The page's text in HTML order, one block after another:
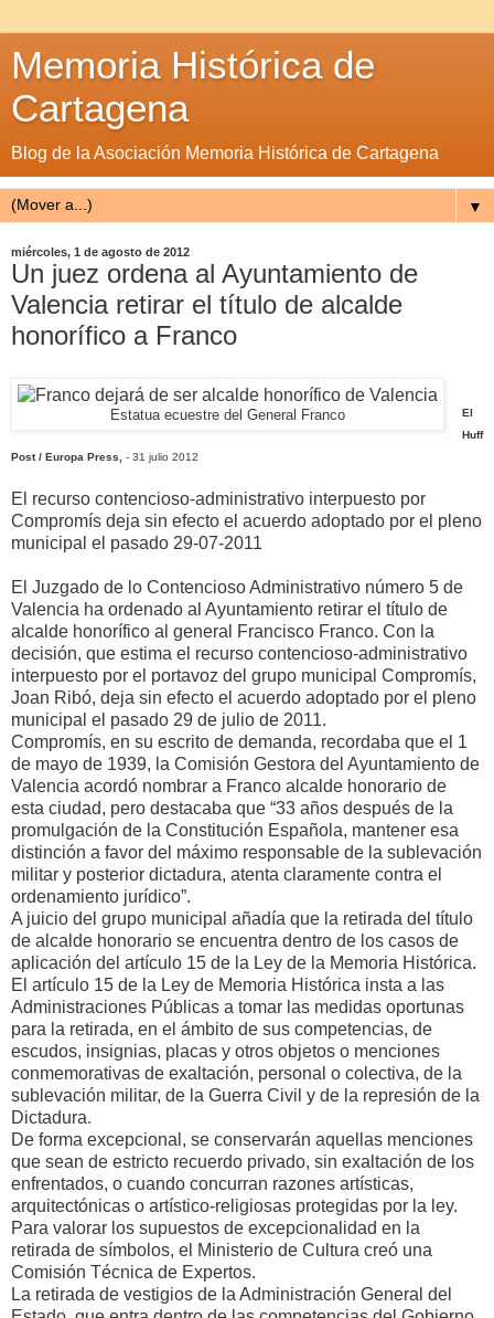
Memoria Histórica de
Cartagena
Blog de la Asociación Memoria Histórica de Cartagena
▼
miércoles, 1 de agosto de 2012
Un juez ordena al Ayuntamiento de
Valencia retirar el título de alcalde
honorífico a Franco
Estatua ecuestre del General Franco
El
Huff
Post / Europa Press,
- 31 julio 2012
El recurso contencioso-administrativo interpuesto por
Compromís deja sin efecto el acuerdo adoptado por el pleno
municipal el pasado 29-07-2011
El Juzgado de lo Contencioso Administrativo número 5 de
Valencia ha ordenado al Ayuntamiento retirar el título de
alcalde honorífico al general Francisco Franco. Con la
decisión, que estima el recurso contencioso-administrativo
interpuesto por el portavoz del grupo municipal Compromís,
Joan Ribó, deja sin efecto el acuerdo adoptado por el pleno
municipal el pasado 29 de julio de 2011.
Compromís, en su escrito de demanda, recordaba que el 1
de mayo de 1939, la Comisión Gestora del Ayuntamiento de
Valencia acordó nombrar a Franco alcalde honorario de
esta ciudad, pero destacaba que “33 años después de la
promulgación de la Constitución Española, mantener esa
distinción a favor del máximo responsable de la sublevación
militar y posterior dictadura, atenta claramente contra el
ordenamiento jurídico”.
A juicio del grupo municipal añadía que la retirada del título
de alcalde honorario se encuentra dentro de los casos de
aplicación del artículo 15 de la Ley de la Memoria Histórica.
El artículo 15 de la Ley de Memoria Histórica insta a las
Administraciones Públicas a tomar las medidas oportunas
para la retirada, en el ámbito de sus competencias, de
escudos, insignias, placas y otros objetos o menciones
conmemorativas de exaltación, personal o colectiva, de la
sublevación militar, de la Guerra Civil y de la represión de la
Dictadura.
De forma excepcional, se conservarán aquellas menciones
que sean de estricto recuerdo privado, sin exaltación de los
enfrentados, o cuando concurran razones artísticas,
arquitectónicas o artístico-religiosas protegidas por la ley.
Para valorar los supuestos de excepcionalidad en la
retirada de símbolos, el Ministerio de Cultura creó una
Comisión Técnica de Expertos.
La retirada de vestigios de la Administración General del